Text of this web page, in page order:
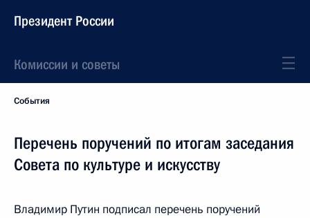
Президент России
Комиссии и советы
События
Перечень поручений по итогам заседания
Совета по культуре и искусству
Владимир Путин подписал перечень поручений